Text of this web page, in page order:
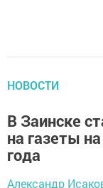
НОВОСТИ
В Заинске
на газеты
года
Александр